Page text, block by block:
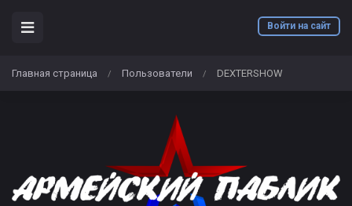
Войти на сайт
Главная страница / Пользователи / DEXTERSHOW